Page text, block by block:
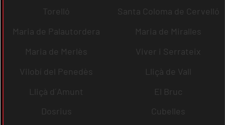
Torelló
Santa Coloma de Cervelló
Maria de Palautordera
Maria de Miralles
Maria de Merlès
Viver i Serrateix
Vilobí del Penedès
Lliçà de Vall
Lliçà d´Amunt
El Bruc
Dosrius
Cubelles